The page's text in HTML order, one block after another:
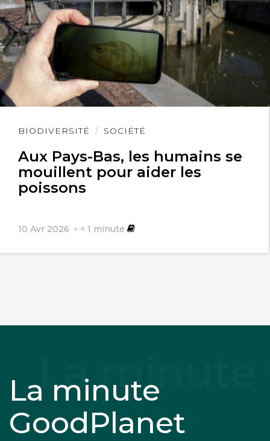
BIODIVERSITÉ SOCIÉTÉ
Aux Pays-Bas, les humains se
mouillent pour aider les
poissons
10 Avr 2026 < 1 minute
Lire
La minute
GoodPlanet